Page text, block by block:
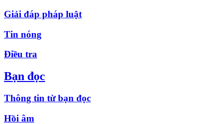
Giải đáp pháp luật
Tin nóng
Điều tra
Bạn đọc
Thông tin từ bạn đọc
Hồi âm